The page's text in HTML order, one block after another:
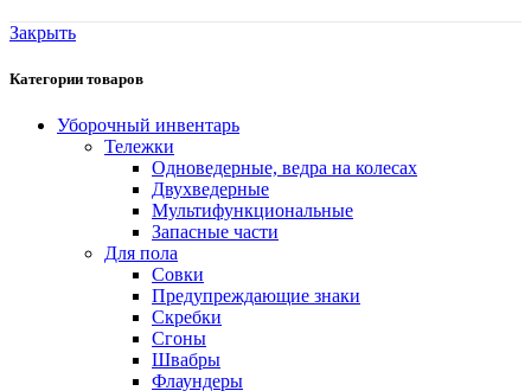
Закрыть
Категории товаров
Уборочный инвентарь
Тележки
Одноведерные, ведра на колесах
Двухведерные
Мультифункциональные
Запасные части
Для пола
Совки
Предупреждающие знаки
Скребки
Сгоны
Швабры
Флаундеры